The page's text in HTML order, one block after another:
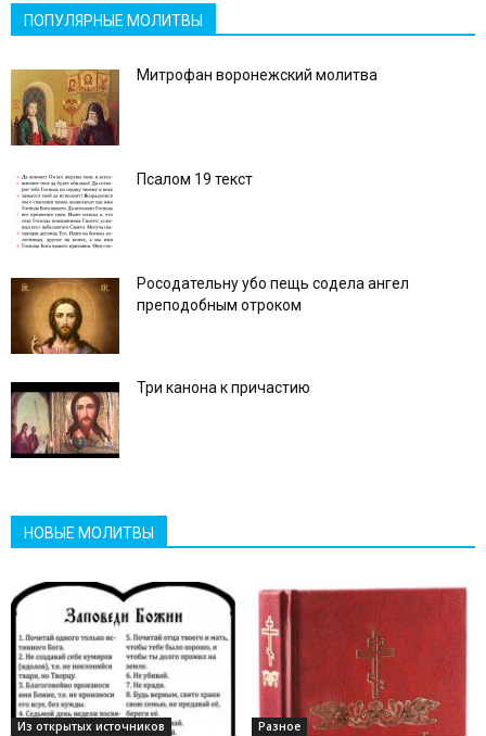
ПОПУЛЯРНЫЕ МОЛИТВЫ
Митрофан воронежский молитва
Псалом 19 текст
Росодательну убо пещь содела ангел
преподобным отроком
Три канона к причастию
НОВЫЕ МОЛИТВЫ
Из открытых источников Разное